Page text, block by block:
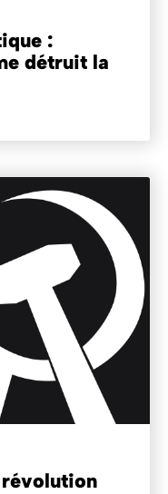
:
détruit la